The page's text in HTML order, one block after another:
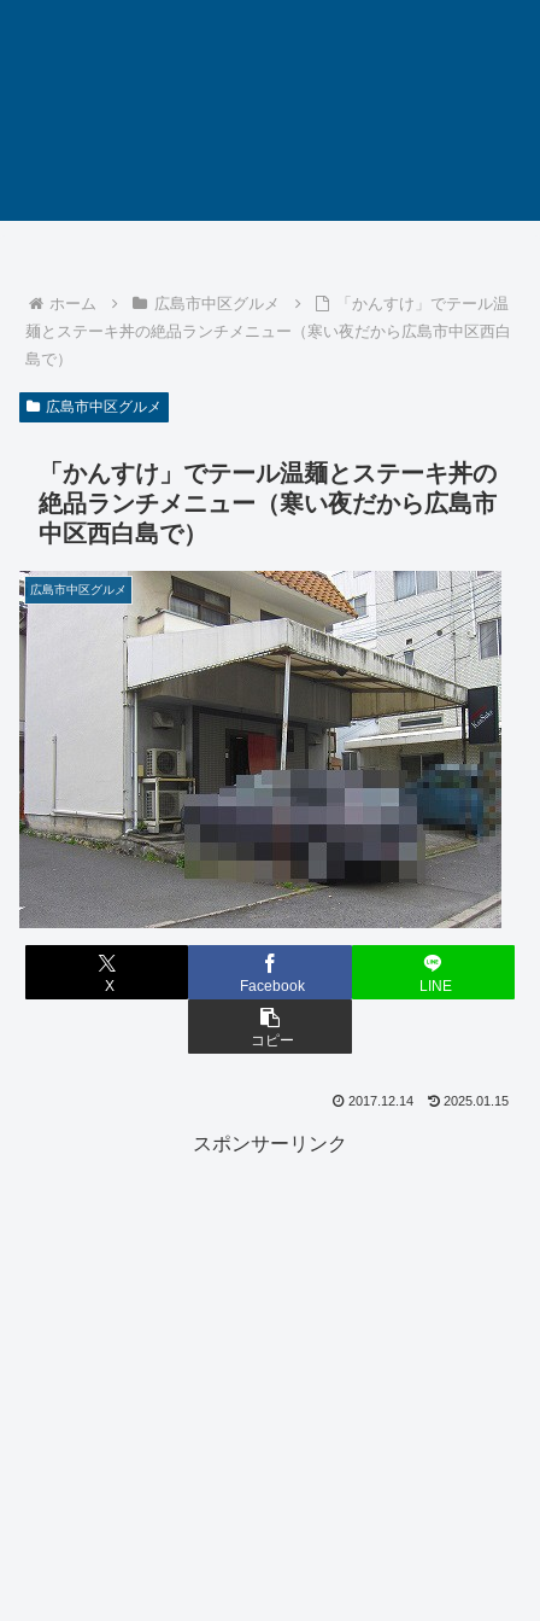
ホーム 広島市中区グルメ
「かんすけ」でテール温
麺とステーキ丼の絶品ランチメニュー（寒い夜だから広島市中区西白
島で）
広島市中区グルメ
「かんすけ」でテール温麺とステーキ丼の
絶品ランチメニュー（寒い夜だから広島市
中区西白島で）
広島市中区グルメ
X Facebook LINE
コピー
2017.12.14 2025.01.15
スポンサーリンク